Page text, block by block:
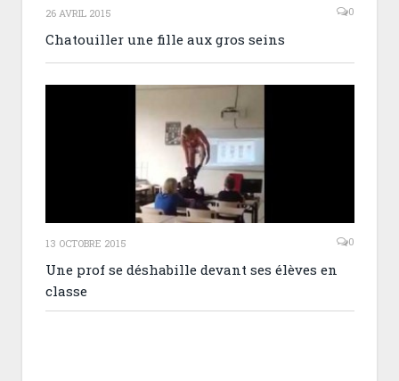
26 AVRIL 2015 0
Chatouiller une fille aux gros seins
13 OCTOBRE 2015 0
Une prof se déshabille devant ses élèves en
classe